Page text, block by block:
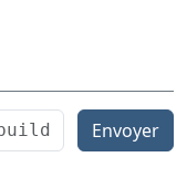
Envoyer